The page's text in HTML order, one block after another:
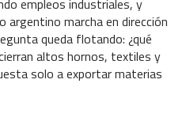
empleos industriales, y
argentino marcha en dirección
queda flotando: ¿qué
altos hornos, textiles y
solo a exportar materias